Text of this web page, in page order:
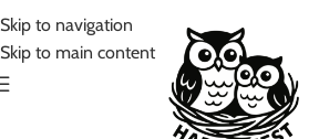
Skip to navigation
Skip to main content
5% Επιπλέον έκπτωση για πληρωμές